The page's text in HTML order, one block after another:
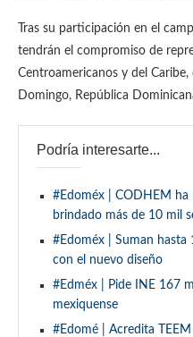
Tras su participación en el
tendrán el compromiso de
Centroamericanos y del
Domingo, República
Podría interesarte...
#Edoméx | CODHEM ha
brindado más de 10 mil
#Edoméx | Suman hasta
con el nuevo diseño
#Edméx | Pide INE 167
mexiquense
#Edomé | Acredita